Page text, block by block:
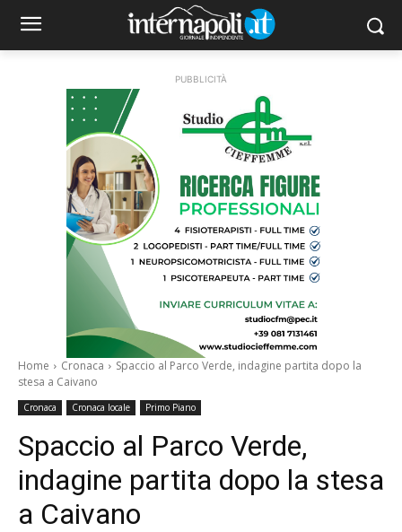
PUBBLICITÀ
Home Cronaca
Spaccio al Parco Verde, indagine partita dopo la
stesa a Caivano
Cronaca Cronaca locale Primo Piano
Spaccio al Parco Verde,
indagine partita dopo la stesa
a Caivano